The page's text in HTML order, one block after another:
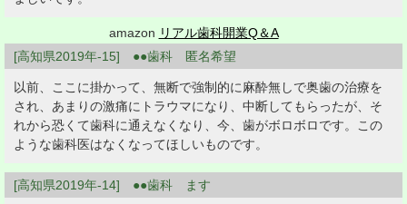
amazon リアル歯科開業Q＆A
[高知県2019年-15] ●●歯科 匿名希望
以前、ここに掛かって、無断で強制的に麻酔無しで奥歯の治療を
され、あまりの激痛にトラウマになり、中断してもらったが、そ
れから恐くて歯科に通えなくなり、今、歯がボロボロです。この
ような歯科医はなくなってほしいものです。
[高知県2019年-14] ●●歯科 ます